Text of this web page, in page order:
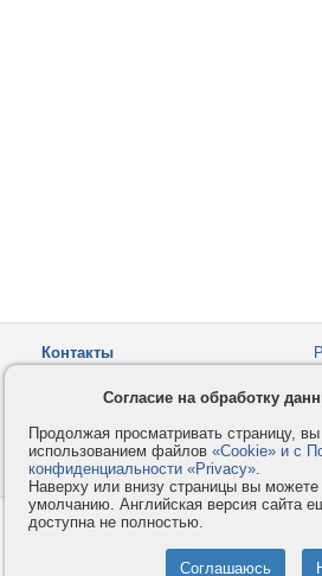
Контакты
Как оплатить
© 2008-2026VMESTE.EU
Согласие на обработку
Продолжая просматривать страницу,
использованием файлов «Cookie» и с
конфиденциальности «Privacy».
Наверху или внизу страницы вы можете
умолчанию. Английская версия сайта
доступна не полностью.